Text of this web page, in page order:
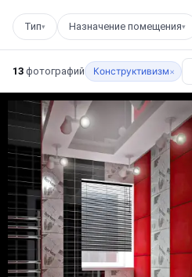
Тип▾ Назначение помещения▾
13 фотографий Конструктивизм×